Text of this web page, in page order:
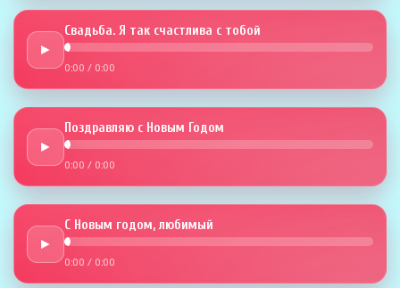
►
Свадьба. Я так счастлива с тобой
0:00 / 0:00
►
Поздравляю с Новым Годом
0:00 / 0:00
►
С Новым годом, любимый
0:00 / 0:00